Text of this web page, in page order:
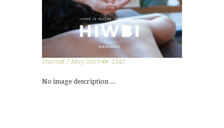
Started 7 May 2019 1342
No image description ...